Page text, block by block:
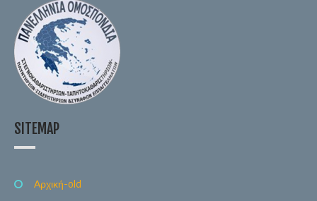
SITEMAP
Αρχική-old